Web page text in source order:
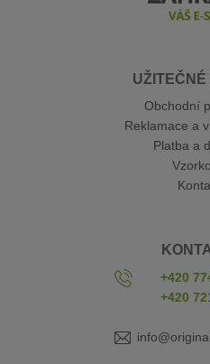
Obchodní
Reklamace a
Platba a
+420
+420